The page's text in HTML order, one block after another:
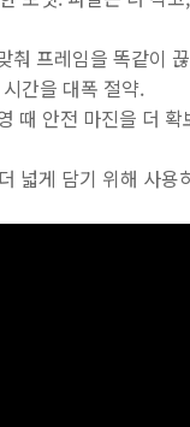
프레임을 똑같이
간을 대폭 절약.
안전 마진을 더 확
넓게 담기 위해 사